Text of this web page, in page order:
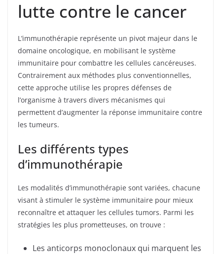
lutte contre le cancer
L’immunothérapie représente un pivot majeur dans le
domaine oncologique, en mobilisant le système
immunitaire pour combattre les cellules cancéreuses.
Contrairement aux méthodes plus conventionnelles,
cette approche utilise les propres défenses de
l’organisme à travers divers mécanismes qui
permettent d’augmenter la réponse immunitaire contre
les tumeurs.
Les différents types
d’immunothérapie
Les modalités d’immunothérapie sont variées, chacune
visant à stimuler le système immunitaire pour mieux
reconnaître et attaquer les cellules tumors. Parmi les
stratégies les plus prometteuses, on trouve :
Les anticorps monoclonaux qui marquent les